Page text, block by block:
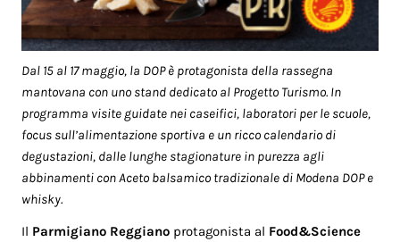
Dal 15 al 17 maggio, la DOP è protagonista della rassegna
mantovana con uno stand dedicato al Progetto Turismo. In
programma visite guidate nei caseifici, laboratori per le scuole,
focus sull’alimentazione sportiva e un ricco calendario di
degustazioni, dalle lunghe stagionature in purezza agli
abbinamenti con Aceto balsamico tradizionale di Modena DOP e
whisky.
Il Parmigiano Reggiano protagonista al Food&Science